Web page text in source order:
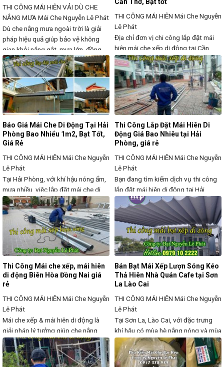
THI CÔNG MÁI HIÊN VẢI DÙ CHE
NẮNG MƯA Mái Che Nguyễn Lê Phát
Dù che nắng mưa ngoài trời là giải
pháp hiệu quả giúp bảo vệ không
gian khỏi nắng gắt, mưa lớn, đồng
thời tạo không gian mát mẻ, thoải
mái cho quán cà phê, nhà hàng, khu
nghỉ dưỡng, sân vườn, hồ bơi và các
sự kiện ngoài trời. Chúng tôi cung
cấp dù che
THI CÔNG MÁI HIÊN Mái Che Nguyễn
Lê Phát
Địa chỉ đơn vị chi công lắp đặt mái
hiên mái che xếp di động tại Cần
Thơ giá rẻ Ở đây đơn vị công ty đang
cung cấp bạt mái che mái xếp tại
Cần Thơ cho nhu cầu của khách
hàng đang cần lấy bạt may ép thành
phẩm hoặc là thi công
Báo Giá Mái Che Di Động Tại Hải
Phòng Bao Nhiểu 1m2, Bạt Tốt,
Giá Rẻ
THI CÔNG MÁI HIÊN Mái Che Nguyễn
Lê Phát
Tại Hải Phòng, với khí hậu nóng ẩm,
mưa nhiều, việc lắp đặt mái che di
động là giải pháp hiệu quả giúp che
nắng, che mưa linh hoạt, bảo vệ
không gian và nâng cao tính thẩm
mỹ cho quán cà phê, nhà hàng, sân
vườn, cửa hàng kinh doanh và nhà ở.
Chúng
Thi Công Lắp Đặt Mái Hiên Di
Động Giá Bao Nhiêu tại Hải
Phòng, giá rẻ
THI CÔNG MÁI HIÊN Mái Che Nguyễn
Lê Phát
Bạn đang tìm kiếm dịch vụ thi công
lắp đặt mái hiên di động tại Hải
Phòng với giá tốt, bạt chất lượng
cao? Mái hiên di động là giải pháp
hoàn hảo giúp che nắng, che mưa
hiệu quả, đồng thời tăng tính thẩm
mỹ và tiện lợi cho quán cà phê, nhà
hàng,
Thi Công Mái che xếp, mái hiên
di động Biên Hòa Đồng Nai giá
rẻ
THI CÔNG MÁI HIÊN Mái Che Nguyễn
Lê Phát
Mái che xếp & mái hiên di động là
giải pháp lý tưởng giúp che nắng,
che mưa hiệu quả cho không gian
ngoài trời, đồng thời mang đến tính
linh hoạt và thẩm mỹ cao. Với thiết
Bán Bạt Mái Xếp Lượn Sóng Kéo
Thả Hiên Nhà Quán Cafe tại Sơn
La Lào Cai
THI CÔNG MÁI HIÊN Mái Che Nguyễn
Lê Phát
Tại Sơn La, Lào Cai, với đặc trưng
khí hậu có mùa hè nắng nóng và mùa
mưa kéo dài, bạt mái xếp lượn sóng,
Bạt kéo thả là giải pháp che nắng,
che mưa linh hoạt, giúp bảo vệ